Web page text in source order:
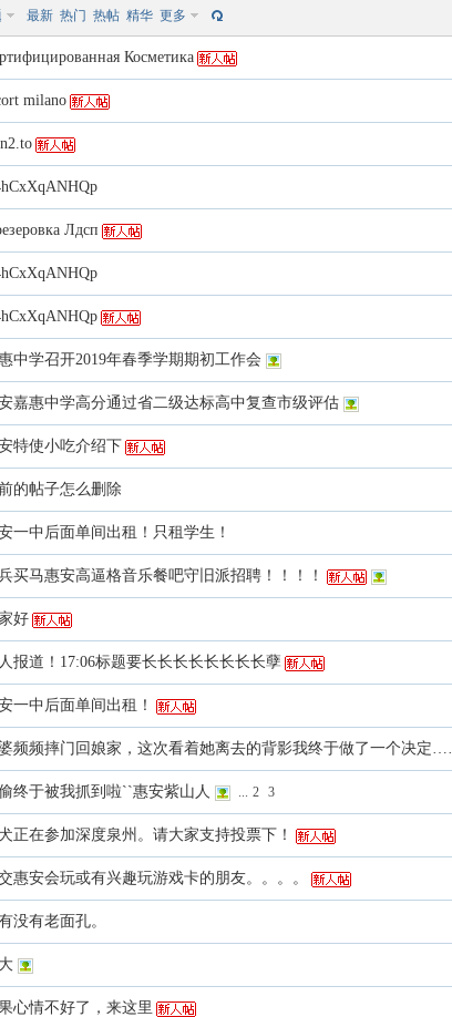
最新 热门 热帖 精华 更多
Косметика
milano
Лдсп
中学召开2019年春季学期期初工作会
嘉惠中学高分通过省二级达标高中复查市级评估
特使小吃介绍下
的帖子怎么删除
一中后面单间出租！只租学生！
买马惠安高逼格音乐餐吧守旧派招聘！！！！
好
报道！17:06标题要长长长长长长长长孽
一中后面单间出租！
频频摔门回娘家，这次看着她离去的背影我终于做了一个决定
终于被我抓到啦``惠安紫山人 ... 2 3
正在参加深度泉州。请大家支持投票下！
惠安会玩或有兴趣玩游戏卡的朋友。。。。
没有老面孔。
心情不好了，来这里